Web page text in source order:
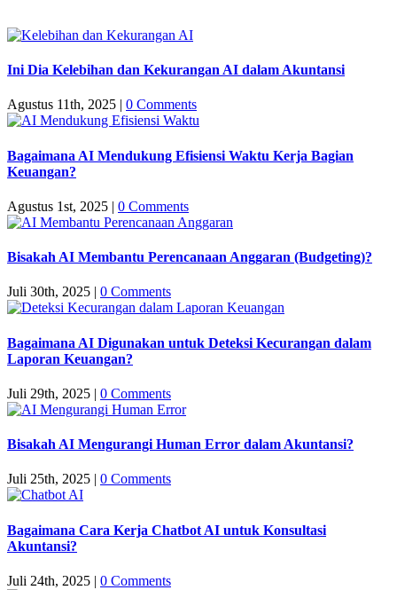
Ini Dia Kelebihan dan Kekurangan AI dalam Akuntansi
Agustus 11th, 2025 | 0 Comments
Bagaimana AI Mendukung Efisiensi Waktu Kerja Bagian
Keuangan?
Agustus 1st, 2025 | 0 Comments
Bisakah AI Membantu Perencanaan Anggaran (Budgeting)?
Juli 30th, 2025 | 0 Comments
Bagaimana AI Digunakan untuk Deteksi Kecurangan dalam
Laporan Keuangan?
Juli 29th, 2025 | 0 Comments
Bisakah AI Mengurangi Human Error dalam Akuntansi?
Juli 25th, 2025 | 0 Comments
Bagaimana Cara Kerja Chatbot AI untuk Konsultasi
Akuntansi?
Juli 24th, 2025 | 0 Comments